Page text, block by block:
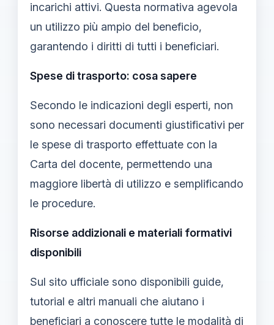
incarichi attivi. Questa normativa agevola
un utilizzo più ampio del beneficio,
garantendo i diritti di tutti i beneficiari.
Spese di trasporto: cosa sapere
Secondo le indicazioni degli esperti, non
sono necessari documenti giustificativi per
le spese di trasporto effettuate con la
Carta del docente, permettendo una
maggiore libertà di utilizzo e semplificando
le procedure.
Risorse addizionali e materiali formativi
disponibili
Sul sito ufficiale sono disponibili guide,
tutorial e altri manuali che aiutano i
beneficiari a conoscere tutte le modalità di